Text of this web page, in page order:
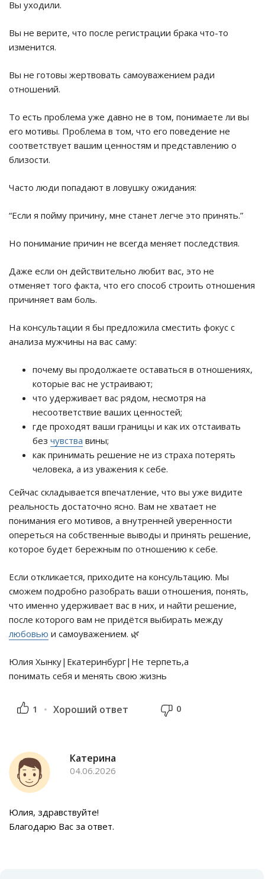
Вы уходили.
Вы не верите, что после регистрации брака что-то
изменится.
Вы не готовы жертвовать самоуважением ради
отношений.
То есть проблема уже давно не в том, понимаете ли вы
его мотивы. Проблема в том, что его поведение не
соответствует вашим ценностям и представлению о
близости.
Часто люди попадают в ловушку ожидания:
“Если я пойму причину, мне станет легче это принять.”
Но понимание причин не всегда меняет последствия.
Даже если он действительно любит вас, это не
отменяет того факта, что его способ строить отношения
причиняет вам боль.
На консультации я бы предложила сместить фокус с
анализа мужчины на вас саму:
почему вы продолжаете оставаться в отношениях,
которые вас не устраивают;
что удерживает вас рядом, несмотря на
несоответствие ваших ценностей;
где проходят ваши границы и как их отстаивать
без чувства вины;
как принимать решение не из страха потерять
человека, а из уважения к себе.
Сейчас складывается впечатление, что вы уже видите
реальность достаточно ясно. Вам не хватает не
понимания его мотивов, а внутренней уверенности
опереться на собственные выводы и принять решение,
которое будет бережным по отношению к себе.
Если откликается, приходите на консультацию. Мы
сможем подробно разобрать ваши отношения, понять,
что именно удерживает вас в них, и найти решение,
после которого вам не придётся выбирать между
любовью и самоуважением. 🌿
Юлия Хынку|Екатеринбург|Не терпеть,а
понимать себя и менять свою жизнь
1 Хороший ответ 0
Катерина
04.06.2026
Юлия, здравствуйте!
Благодарю Вас за ответ.